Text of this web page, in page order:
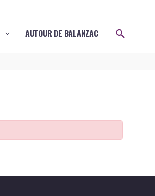
AUTOUR DE BALANZAC